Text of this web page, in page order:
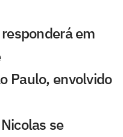
em
Paulo, envolvido
se